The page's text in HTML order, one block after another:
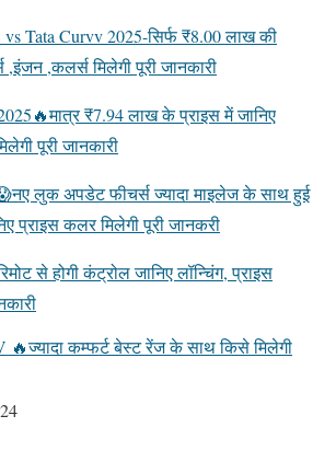
Tata Curvv 2025-सिर्फ ₹8.00 लाख की
,इंजन ,कलर्स मिलेगी पूरी जानकारी
₹7.94 लाख के प्राइस में जानिए
पूरी जानकारी
लुक अपडेट फीचर्स ज्यादा माइलेज के साथ हुई
प्राइस कलर मिलेगी पूरी जानकरी
से होगी कंट्रोल जानिए लॉन्चिंग, प्राइस
🔥ज्यादा कम्फर्ट बेस्ट रेंज के साथ किसे मिलेगी